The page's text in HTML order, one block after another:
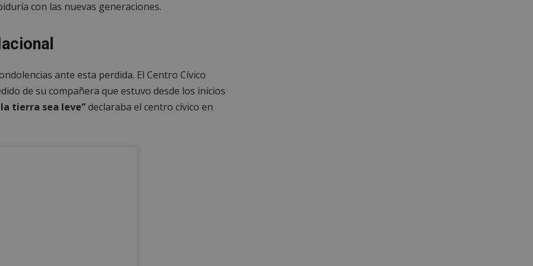
con las nuevas generaciones.
ante esta perdida. El Centro Cívico
de su compañera que estuvo desde los inicios
tierra sea leve”declaraba el centro cívico en